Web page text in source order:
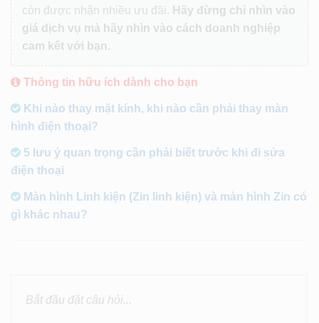
còn được nhận nhiều ưu đãi. Hãy đừng chỉ nhìn vào
giá dịch vụ mà hãy nhìn vào cách doanh nghiệp
cam kết với bạn.
Thông tin hữu ích dành cho bạn
Khi nào thay mặt kính, khi nào cần phải thay màn
hình điện thoại?
5 lưu ý quan trọng cần phải biết trước khi đi sửa
điện thoại
Màn hình Linh kiện (Zin linh kiện) và màn hình Zin có
gì khác nhau?